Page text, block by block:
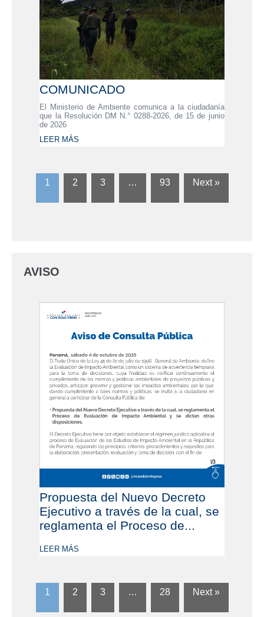
COMUNICADO
El Ministerio de Ambiente comunica a la ciudadanía
que la Resolución DM N.° 0288-2026, de 15 de junio
de 2026
LEER MÁS
1 2 3 … 93 Next »
AVISO
Propuesta del Nuevo Decreto
Ejecutivo a través de la cual, se
reglamenta el Proceso de...
LEER MÁS
1 2 3 … 28 Next »